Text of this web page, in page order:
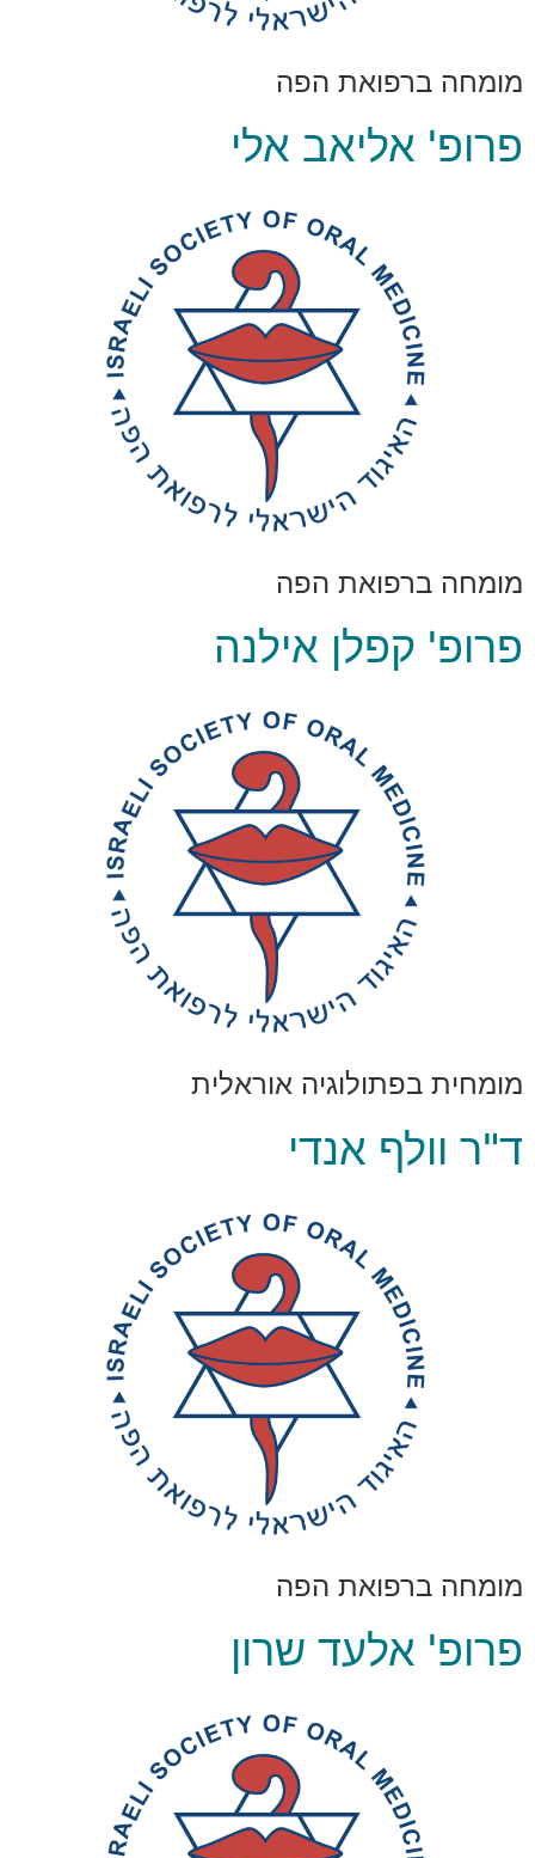
מומחה ברפואת הפה
פרופ' אליאב אלי
מומחה ברפואת הפה
פרופ' קפלן אילנה
מומחית בפתולוגיה אוראלית
ד"ר וולף אנדי
מומחה ברפואת הפה
פרופ' אלעד שרון